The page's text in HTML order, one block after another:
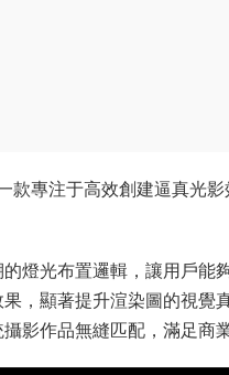
款專注于​高效創建逼真光
燈光布置邏輯，讓用戶能
，顯著提升渲染圖的視
影作品無縫匹配，滿足商